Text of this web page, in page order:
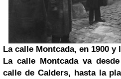
La calle Montcada, en 1900 y
La calle Montcada va
calle de Calders, hasta la